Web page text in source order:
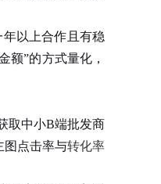
以上合作且有稳
额”的方式量化，
取中小B端批发商
图点击率与转化率